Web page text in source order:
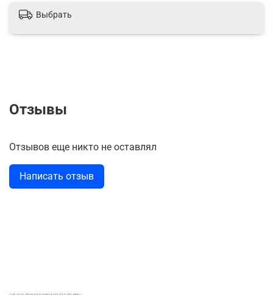
Выбрать
Отзывы
Отзывов еще никто не оставлял
Написать отзыв